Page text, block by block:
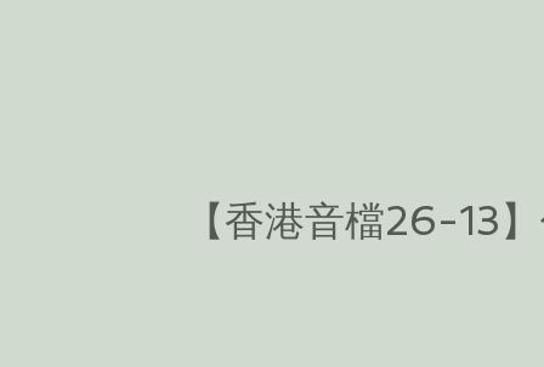
【香港音檔26-13